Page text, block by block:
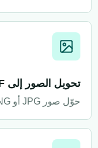
تحويل الصور إلى PDF
حوّل صور JPG أو PNG أو WebP إلى ملف PDF واحد.